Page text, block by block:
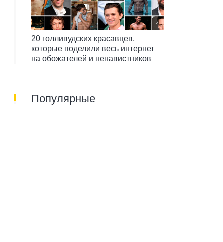
20 голливудских красавцев,
которые поделили весь интернет
на обожателей и ненавистников
Популярные